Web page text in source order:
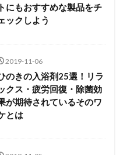
トにもおすすめな製品をチ
ックしよう
2019-11-06
のきの入浴剤25選！リラ
クス・疲労回復・除菌効
が期待されているそのワ
とは